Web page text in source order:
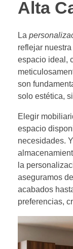
Alta
La
reflejar
espacio ideal,
son
solo estética,
Elegir
espacio
necesidades.
la
aseguramos
acabados
preferencias,